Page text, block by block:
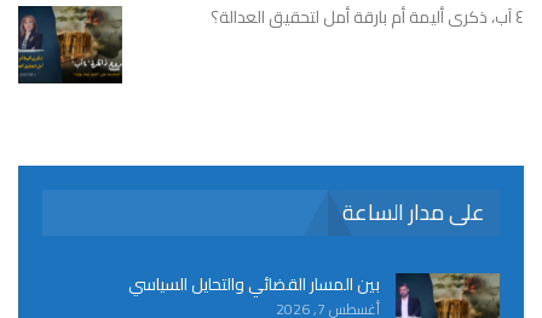
٤ آب، ذكرى أليمة أم بارقة أمل لتحقيق العدالة؟
على مدار الساعة
بين المسار القضائي والتحايل السياسي
أغسطس 7, 2026